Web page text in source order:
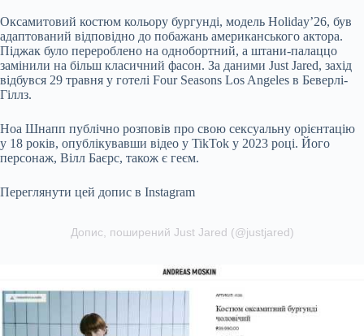
Оксамитовий костюм кольору бургунді, модель Holiday’26, був
адаптований відповідно до побажань американського актора.
Піджак було перероблено на однобортний, а штани-палаццо
замінили на більш класичний фасон. За даними Just Jared, захід
відбувся 29 травня у готелі Four Seasons Los Angeles в Беверлі-
Гіллз.
Ноа Шнапп публічно розповів про свою сексуальну орієнтацію
у 18 років, опублікувавши відео у TikTok у 2023 році. Його
персонаж, Вілл Баєрс, також є геєм.
Переглянути цей допис в Instagram
Допис, поширений Just Jared (@justjared)